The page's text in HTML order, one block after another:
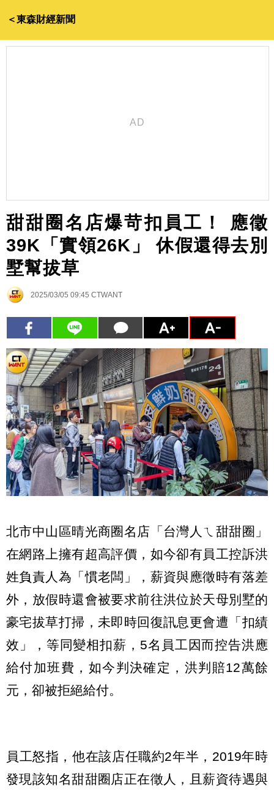
＜東森財經新聞
甜甜圈名店爆苛扣員工！ 應徵
39K「實領26K」 休假還得去別
墅幫拔草
2025/03/05 09:45 CTWANT
北市中山區晴光商圈名店「台灣人ㄟ甜甜圈」
在網路上擁有超高評價，如今卻有員工控訴洪
姓負責人為「慣老闆」，薪資與應徵時有落差
外，放假時還會被要求前往洪位於天母別墅的
豪宅拔草打掃，未即時回復訊息更會遭「扣績
效」，等同變相扣薪，5名員工因而控告洪應
給付加班費，如今判決確定，洪判賠12萬餘
元，卻被拒絕給付。
員工怒指，他在該店任職約2年半，2019年時
發現該知名甜甜圈店正在徵人，且薪資待遇與